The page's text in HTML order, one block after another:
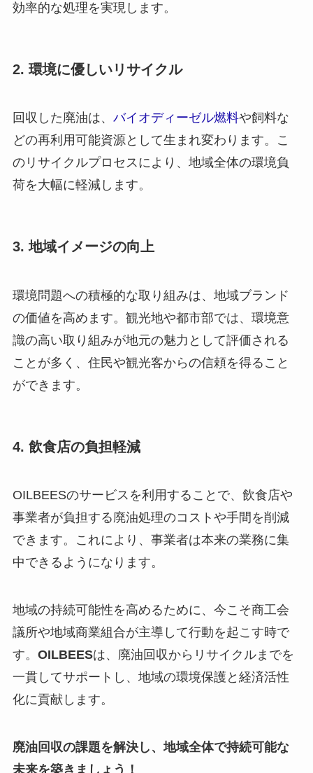
効率的な処理を実現します。
2. 環境に優しいリサイクル
回収した廃油は、 バイオディーゼル燃料や飼料な
どの再利用可能資源として生まれ変わります。こ
のリサイクルプロセスにより、地域全体の環境負
荷を大幅に軽減します。
3. 地域イメージの向上
環境問題への積極的な取り組みは、地域ブランド
の価値を高めます。観光地や都市部では、環境意
識の高い取り組みが地元の魅力として評価される
ことが多く、住民や観光客からの信頼を得ること
ができます。
4. 飲食店の負担軽減
OILBEESのサービスを利用することで、飲食店や
事業者が負担する廃油処理のコストや手間を削減
できます。これにより、事業者は本来の業務に集
中できるようになります。
地域の持続可能性を高めるために、今こそ商工会
議所や地域商業組合が主導して行動を起こす時で
す。 OILBEESは、廃油回収からリサイクルまでを
一貫してサポートし、地域の環境保護と経済活性
化に貢献します。
廃油回収の課題を解決し、地域全体で持続可能な
未来を築きましょう！